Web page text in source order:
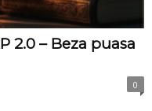
2.0 – Beza puasa
0